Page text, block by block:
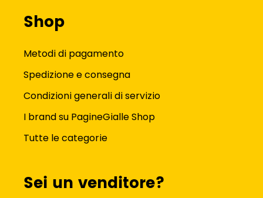
Shop
Metodi di pagamento
Spedizione e consegna
Condizioni generali di servizio
I brand su PagineGialle Shop
Tutte le categorie
Sei un venditore?